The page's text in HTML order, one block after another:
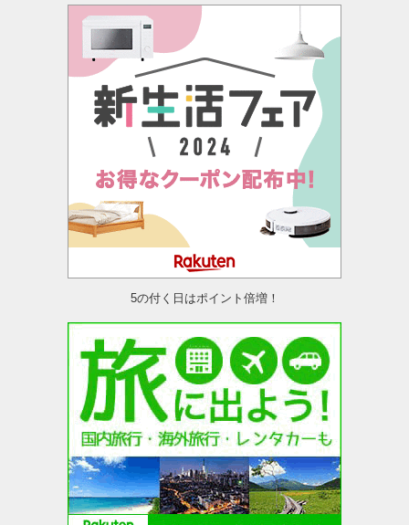
5の付く日はポイント倍増！